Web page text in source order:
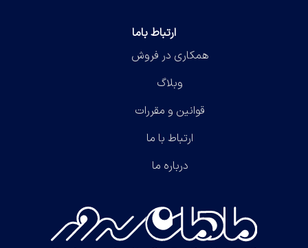
ارتباط باما
همکاری در فروش
وبلاگ
قوانین و مقررات
ارتباط با ما
درباره ما